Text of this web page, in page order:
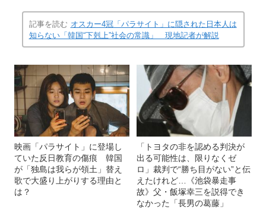
記事を読む オスカー4冠「パラサイト」に隠された日本人は
知らない「韓国“下剋上”社会の常識」 現地記者が解説
映画「パラサイト」に登場し
ていた反日教育の傷痕 韓国
が「独島は我らが領土」替え
歌で大盛り上がりする理由と
は？
「トヨタの非を認める判決が
出る可能性は、限りなくゼ
ロ」裁判で“勝ち目がない”と伝
えたけれど…《池袋暴走事
故》父・飯塚幸三を説得でき
なかった「長男の葛藤」